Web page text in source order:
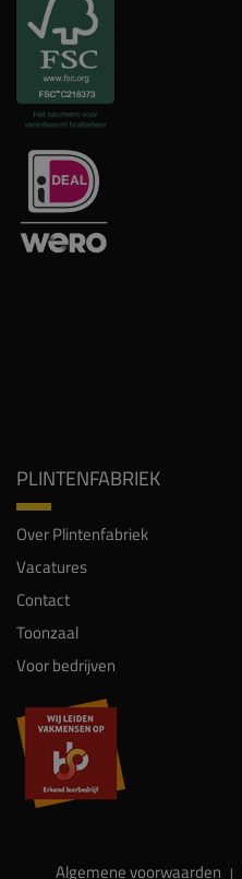
PLINTENFABRIEK
Over Plintenfabriek
Vacatures
Contact
Toonzaal
Voor bedrijven
Algemene voorwaarden |